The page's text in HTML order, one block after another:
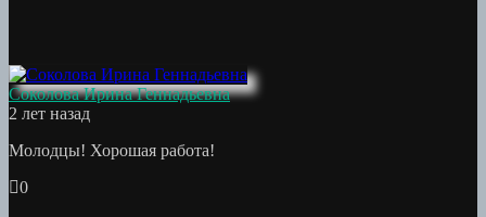
Соколова Ирина Геннадьевна
2 лет назад
Молодцы! Хорошая работа!
0